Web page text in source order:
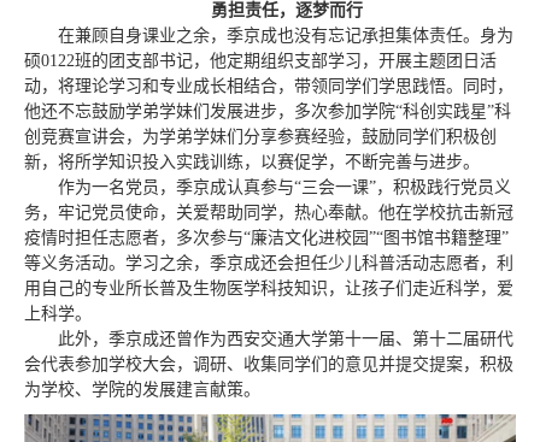
勇担责任，逐梦而行
在兼顾自身课业之余，季京成也没有忘记承担集体责任。身为
硕0122班的团支部书记，他定期组织支部学习，开展主题团日活
动，将理论学习和专业成长相结合，带领同学们学思践悟。同时，
他还不忘鼓励学弟学妹们发展进步，多次参加学院“科创实践星”科
创竞赛宣讲会，为学弟学妹们分享参赛经验，鼓励同学们积极创
新，将所学知识投入实践训练，以赛促学，不断完善与进步。
作为一名党员，季京成认真参与“三会一课”，积极践行党员义
务，牢记党员使命，关爱帮助同学，热心奉献。他在学校抗击新冠
疫情时担任志愿者，多次参与“廉洁文化进校园”“图书馆书籍整理”
等义务活动。学习之余，季京成还会担任少儿科普活动志愿者，利
用自己的专业所长普及生物医学科技知识，让孩子们走近科学，爱
上科学。
此外，季京成还曾作为西安交通大学第十一届、第十二届研代
会代表参加学校大会，调研、收集同学们的意见并提交提案，积极
为学校、学院的发展建言献策。